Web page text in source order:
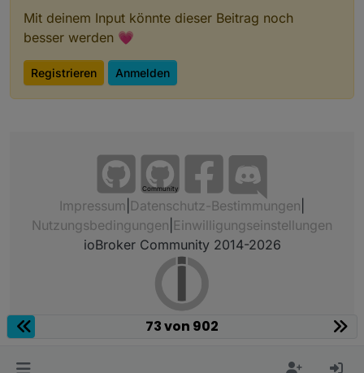
Mit deinem Input könnte dieser Beitrag noch
besser werden 💗
Registrieren Anmelden
Community
Impressum Datenschutz-Bestimmungen
Nutzungsbedingungen Einwilligungseinstellungen
ioBroker Community 2014-2026
73 von 902